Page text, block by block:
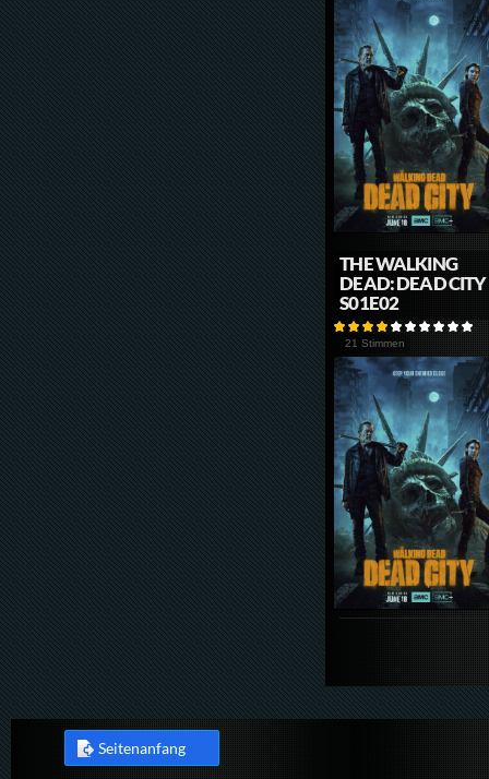
THE WALKING
DEAD: DEAD CITY
S01E02
21 Stimmen
Seitenanfang